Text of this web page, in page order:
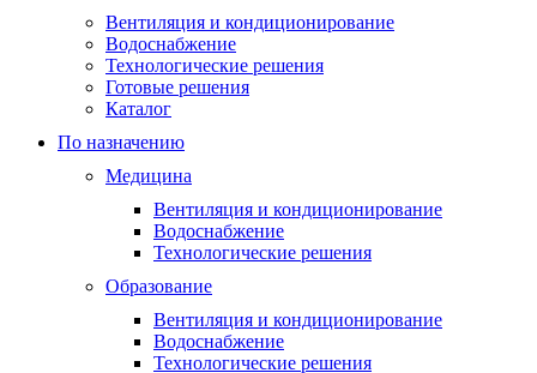
Вентиляция и кондиционирование
Водоснабжение
Технологические решения
Готовые решения
Каталог
По назначению
Медицина
Вентиляция и кондиционирование
Водоснабжение
Технологические решения
Образование
Вентиляция и кондиционирование
Водоснабжение
Технологические решения